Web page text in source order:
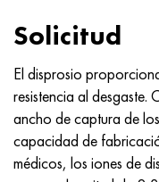
Solicitud
El disprosio
resistencia al
ancho de captura de
capacidad de
médicos, los iones de
incotest
Jette M152
Cobalto 6B
47НХР
49KF
49K2F, 49K2FA-VI
HN62MVKYU
HN63MB
XN65VM
PT-1M
PT-3V
PT-7M
Aleación Al6xn
15-7Ph® - 1.4532
PH 13-8 meses -
10X18N18Yu4D
11X11N2V2MF
12Х18Н9Т
Bronce aluminio silicio
CW301G, C64200
bronce de silicio
C84400, CuSn2ZnPb
C83600, CuSn5ZnPb
Aleación de acero
10g2, 10g2, AISI 1513
12X2H4A, 15NiCr13,
Р6М5К5, 1.3243, hs6-
R6M5F3, 1.3344,
9М4К8,1.3207